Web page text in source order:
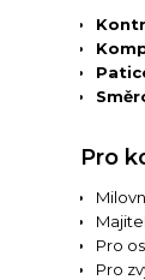
Pro
Pro
Pro